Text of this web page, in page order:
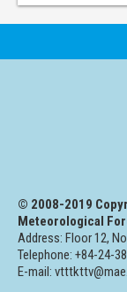
© 2008-2019
Meteorological
Address: Floor 12,
Telephone: +84-24-
E-mail: